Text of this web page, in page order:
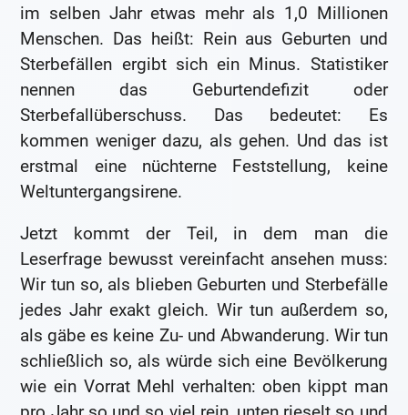
im selben Jahr etwas mehr als 1,0 Millionen
Menschen. Das heißt: Rein aus Geburten und
Sterbefällen ergibt sich ein Minus. Statistiker
nennen das Geburtendefizit oder
Sterbefallüberschuss. Das bedeutet: Es
kommen weniger dazu, als gehen. Und das ist
erstmal eine nüchterne Feststellung, keine
Weltuntergangsirene.
Jetzt kommt der Teil, in dem man die
Leserfrage bewusst vereinfacht ansehen muss:
Wir tun so, als blieben Geburten und Sterbefälle
jedes Jahr exakt gleich. Wir tun außerdem so,
als gäbe es keine Zu- und Abwanderung. Wir tun
schließlich so, als würde sich eine Bevölkerung
wie ein Vorrat Mehl verhalten: oben kippt man